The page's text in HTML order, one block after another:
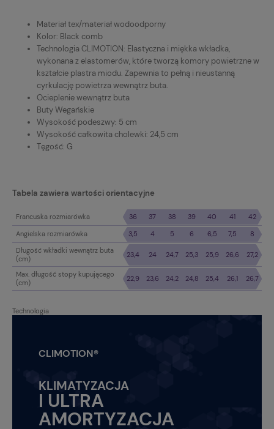
Materiał tex/materiał wodoodporny
Kolor: Black comb
Technologia CLIMOTION: Elastyczna i miękka wkładka,
wykonana z elastomerów, które tworzą komory powietrzne w
kształcie plastra miodu. Zapewnia to pełną i nieustanną
cyrkulację powietrza wewnątrz buta.
Ocieplenie wewnątrz buta
Buty Wegańskie
Wysokość podeszwy: 5 cm
Wysokość całkowita cholewki: 24,5 cm
Tęgość: G
Tabela zawiera wartości orientacyjne
Francuska rozmiarówka 36 37 38 39 40 41
42
Angielska rozmiarówka
3,5 4 5 6 6,5 7,5
8
Długość wkładki wewnątrz buta
(cm)
23,4 24 24,7 25,3 25,9 26,6 27,2
Max. długość stopy kupującego
(cm)
22,9 23,6 24,2 24,8 25,4 26,1 26,7
Technologia
CLIMOTION®
KLIMATYZACJA
I ULTRA
AMORTYZACJA